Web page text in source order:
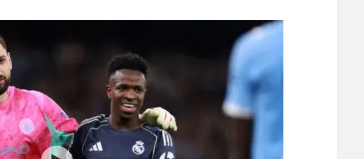
תקנון משתתפים וזוכים בפרסים
תקנון עבור פעילות אלקטרה
תקנון עבור פעילות ספורט 1 – "מרלן"
גיימינג E-Sports
תנאי שימוש
הפועל תל אביב
הפועל באר שבע
מכבי נתניה
בני יהודה